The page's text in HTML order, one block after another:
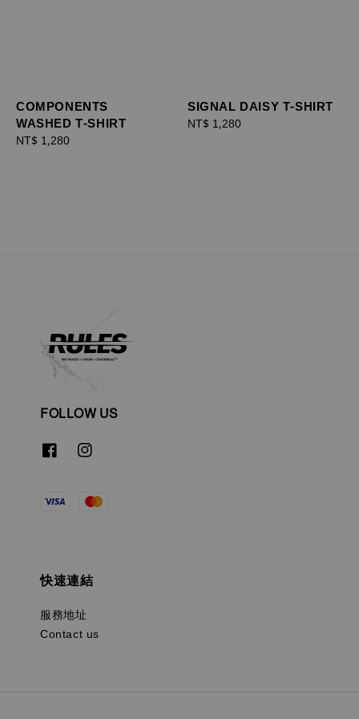
COMPONENTS
WASHED T-SHIRT
Regular
NT$ 1,280
SIGNAL DAISY T-SHIRT
Regular
NT$ 1,280
FOLLOW US
快速連結
服務地址
Contact us